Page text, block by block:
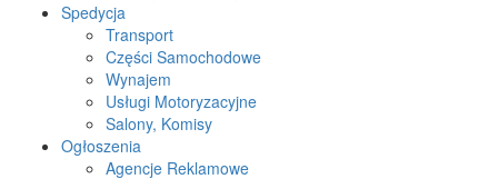
Spedycja
Transport
Części Samochodowe
Wynajem
Usługi Motoryzacyjne
Salony, Komisy
Ogłoszenia
Agencje Reklamowe